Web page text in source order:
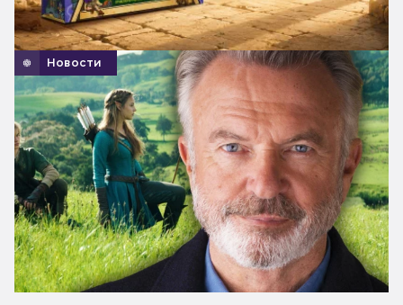
Новости